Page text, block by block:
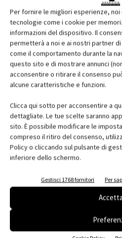
Per fornire le migliori esperienze,
tecnologie come i cookie per
informazioni del dispositivo. Il
permetterà a noi e ai nostri partner
come il comportamento durante la
questo sito e di mostrare annunci
acconsentire o ritirare il consenso
alcune caratteristiche e funzioni.
Clicca qui sotto per acconsentire a
dettagliate. Le tue scelte saranno
sito. È possibile modificare le
compreso il ritiro del consenso,
Policy o cliccando sul pulsante di
inferiore dello schermo.
Gestisci 1768 fornitori Per
Accetta
Edicola
Abbonati
Iscriviti alla